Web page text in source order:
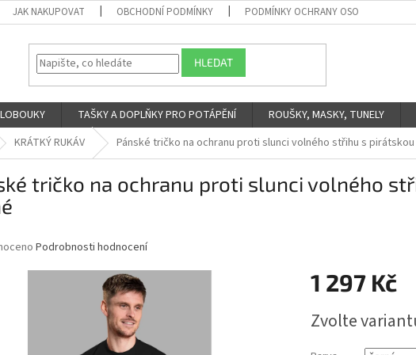
JAK NAKUPOVAT OBCHODNÍ PODMÍNKY PODMÍNKY OCHRANY OSOBNÍCH ÚDAJŮ
HLEDAT
TAŠKY A DOPLŇKY PRO POTÁPĚNÍ ROUŠKY, MASKY, TUNELY
KRÁTKÝ RUKÁV Pánské tričko na ochranu proti slunci volného střihu s
tričko na ochranu proti slunci volného
Podrobnosti hodnocení
1 297 Kč
cena:
Zvolte